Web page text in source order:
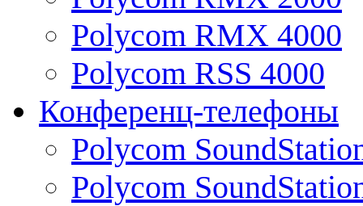
Polycom RMX 4000
Polycom RSS 4000
Конференц-телефоны
Polycom
Polycom